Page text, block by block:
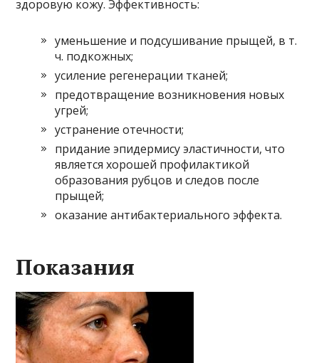
здоровую кожу. Эффективность:
уменьшение и подсушивание прыщей, в т.
ч. подкожных;
усиление регенерации тканей;
предотвращение возникновения новых
угрей;
устранение отечности;
придание эпидермису эластичности, что
является хорошей профилактикой
образования рубцов и следов после
прыщей;
оказание антибактериального эффекта.
Показания